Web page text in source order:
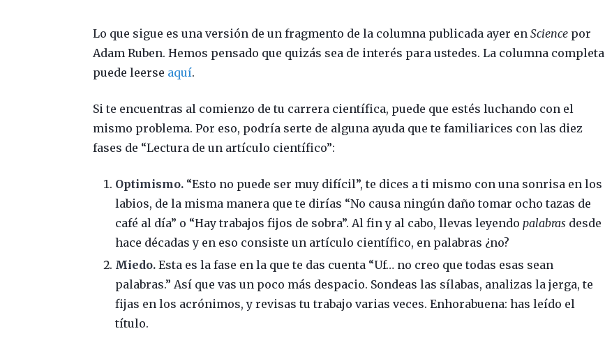
Lo que sigue es una versión de un fragmento de la columna publicada ayer enScience por
Adam Ruben. Hemos pensado que quizás sea de interés para ustedes. La columna completa
puede leerse aquí.
Si te encuentras al comienzo de tu carrera científica, puede que estés luchando con el
mismo problema. Por eso, podría serte de alguna ayuda que te familiarices con las diez
fases de “Lectura de un artículo científico”:
Optimismo. “Esto no puede ser muy difícil”, te dices a ti mismo con una sonrisa en los
labios, de la misma manera que te dirías “No causa ningún daño tomar ocho tazas de
café al día” o “Hay trabajos fijos de sobra”. Al fin y al cabo, llevas leyendopalabras desde
hace décadas y en eso consiste un artículo científico, en palabras ¿no?
Miedo.Esta es la fase en la que te das cuenta “Uf… no creo que todas esas sean
palabras.” Así que vas un poco más despacio. Sondeas las sílabas, analizas la jerga, te
fijas en los acrónimos, y revisas tu trabajo varias veces. Enhorabuena: has leído el
título.